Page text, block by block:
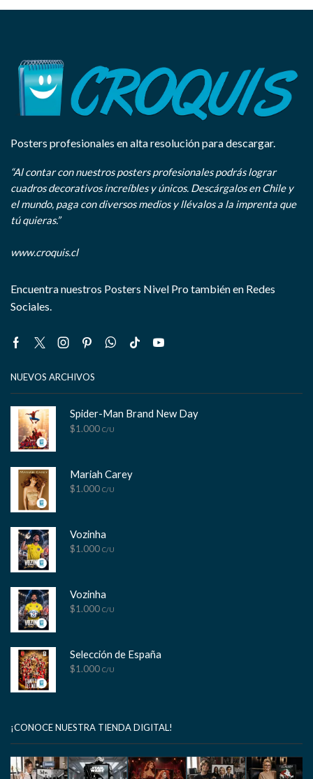
Posters profesionales en alta resolución para descargar.
“Al contar con nuestros posters profesionales podrás lograr
cuadros decorativos increíbles y únicos. Descárgalos en Chile y
el mundo, paga con diversos medios y llévalos a la imprenta que
tú quieras.”
www.croquis.cl
Encuentra nuestros Posters Nivel Pro también en Redes
Sociales.
Facebook
TwitterInstagram
PinterestWhatsapp
Tik- Youtube
NUEVOS ARCHIVOS
Spider-Man Brand New Day
$1.000 C/U
Mariah Carey
$1.000 C/U
Vozinha
$1.000 C/U
Vozinha
$1.000 C/U
Selección de España
$1.000 C/U
¡CONOCE NUESTRA TIENDA DIGITAL!